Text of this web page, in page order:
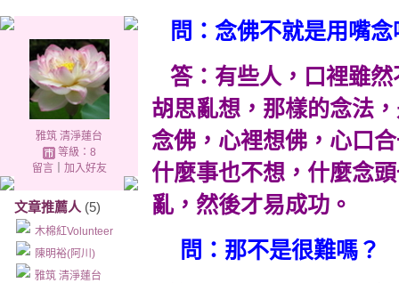
雅筑 清淨蓮台
等級：8
留言｜ 加入好友
文章推薦人 (5)
木棉紅Volunteer
陳明裕(阿川)
雅筑 清淨蓮台
問：念佛不就是用嘴
答：有些人，口裡雖
胡思亂想，那樣的念法
念佛，心裡想佛，心口
什麼事也不想，什麼念
亂，然後才易成功。
問：那不是很難嗎？